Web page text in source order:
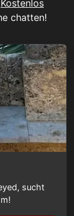
Kostenlos
chatten!
sucht